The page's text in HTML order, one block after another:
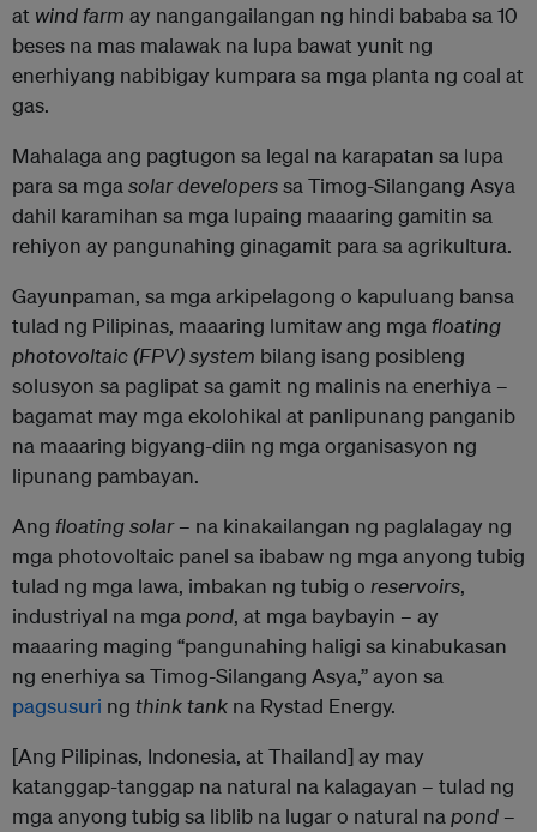
at wind farm ay nangangailangan ng hindi bababa sa 10
beses na mas malawak na lupa bawat yunit ng
enerhiyang nabibigay kumpara sa mga planta ng coal at
gas.
Mahalaga ang pagtugon sa legal na karapatan sa lupa
para sa mgasolar developerssa Timog-Silangang Asya
dahil karamihan sa mga lupaing maaaring gamitin sa
rehiyon ay pangunahing ginagamit para sa agrikultura.
Gayunpaman, sa mga arkipelagong o kapuluang bansa
tulad ng Pilipinas, maaaring lumitaw ang mgafloating
photovoltaic (FPV) system bilang isang posibleng
solusyon sa paglipat sa gamit ng malinis na enerhiya –
bagamat may mga ekolohikal at panlipunang panganib
na maaaring bigyang-diin ng mga organisasyon ng
lipunang pambayan.
Ang floatingsolar– na kinakailangan ng paglalagay ng
mga photovoltaic panel sa ibabaw ng mga anyong tubig
tulad ng mga lawa, imbakan ng tubig o reservoirs,
industriyal na mgapond, at mga baybayin – ay
maaaring maging “pangunahing haligi sa kinabukasan
ng enerhiya sa Timog-Silangang Asya,” ayon sa
pagsusuri ng thinktank na Rystad Energy.
[Ang Pilipinas, Indonesia, at Thailand] ay may
katanggap-tanggap na natural na kalagayan – tulad ng
mga anyong tubig sa liblib na lugar o natural napond –